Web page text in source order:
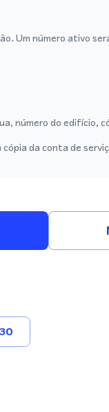
Um número ativo
número do edifício,
da conta de
30